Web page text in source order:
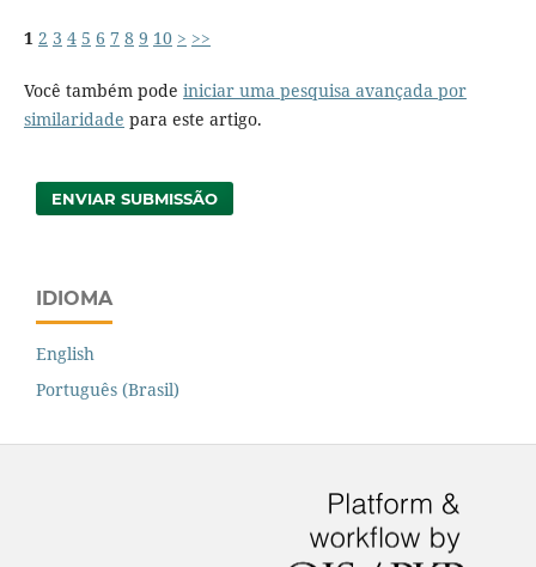
1 2 3 4 5 6 7 8 9 10 > >>
Você também pode iniciar uma pesquisa avançada por
similaridade para este artigo.
ENVIAR SUBMISSÃO
IDIOMA
English
Português (Brasil)